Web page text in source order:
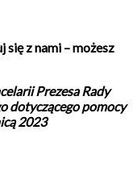
z nami – możesz
Prezesa Rady
dotyczącego pomocy
2023